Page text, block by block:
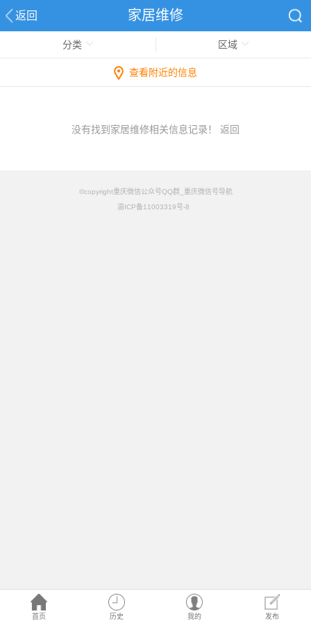
返回 家居维修
首页 历史 我的 发布
分类 区域
查看附近的信息
没有找到家居维修相关信息记录！ 返回
©copyright重庆微信公众号QQ群_重庆微信号导航
渝ICP备11003319号-8